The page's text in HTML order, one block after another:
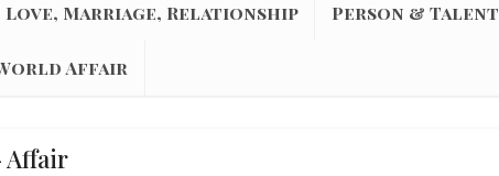
Love, Marriage, Relationship Person & Talent
Affair
Affair